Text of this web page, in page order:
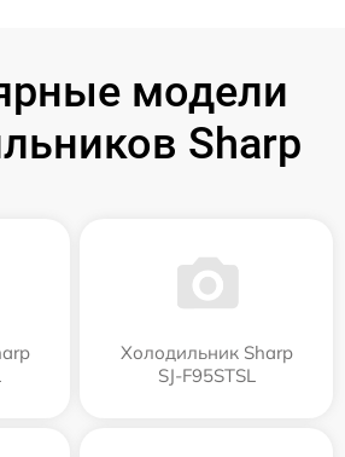
модели
Sharp
Холодильник Sharp
SJ-F95STSL